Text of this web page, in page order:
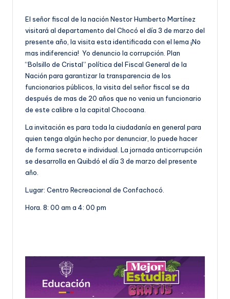
El señor fiscal de la nación Nestor Humberto Martínez
visitará al departamento del Chocó el día 3 de marzo del
presente año, la visita esta identificada con el lema ¡No
mas indiferencia! Yo denuncio la corrupción. Plan
“Bolsillo de Cristal” política del Fiscal General de la
Nación para garantizar la transparencia de los
funcionarios públicos, la visita del señor fiscal se da
después de mas de 20 años que no venia un funcionario
de este calibre a la capital Chocoana.
La invitación es para toda la ciudadanía en general para
quien tenga algún hecho por denunciar, lo puede hacer
de forma secreta e individual. La jornada anticorrupción
se desarrolla en Quibdó el día 3 de marzo del presente
año.
Lugar: Centro Recreacional de Confachocó.
Hora. 8: 00 am a 4: 00 pm